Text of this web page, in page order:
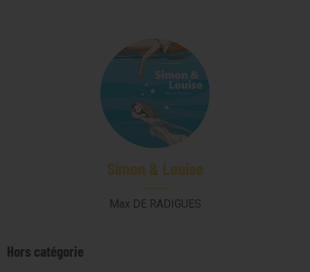
Simon & Louise
Max DE RADIGUES
Hors catégorie